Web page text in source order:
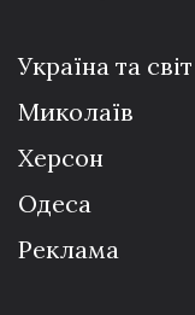
Україна та світ
Миколаїв
Херсон
Одеса
Реклама